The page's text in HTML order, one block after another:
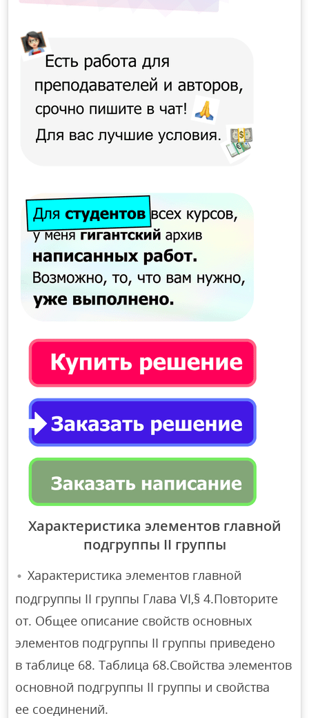
Характеристика элементов главной
подгруппы II группы
Характеристика элементов главной
подгруппы II группы Глава VI,§ 4.Повторите
от. Общее описание свойств основных
элементов подгруппы II группы приведено
в таблице 68. Таблица 68.Свойства элементов
основной подгруппы II группы и свойства
ее соединений.